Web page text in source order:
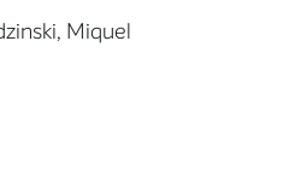
Miquel